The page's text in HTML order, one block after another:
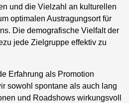
und die Vielzahl an kulturellen
optimalen Austragungsort für
Die demografische Vielfalt der
jede Zielgruppe effektiv zu
Erfahrung als Promotion
sowohl spontane als auch lang
und Roadshows wirkungsvoll